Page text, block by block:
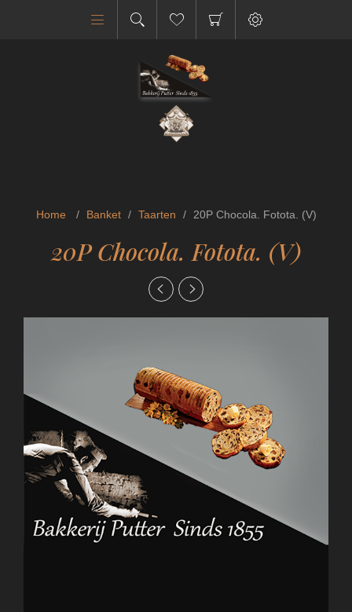
Home / Banket / Taarten / 20P Chocola. Fotota. (V)
20P Chocola. Fotota. (V)